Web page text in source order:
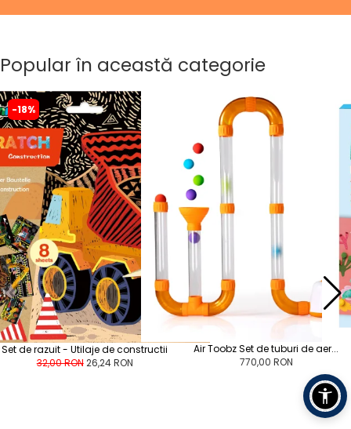
Popular în această categorie
-18%
Set de razuit - Utilaje de constructii
32,00 RON26,24 RON
Air Toobz Set de tuburi de aer...
770,00 RON